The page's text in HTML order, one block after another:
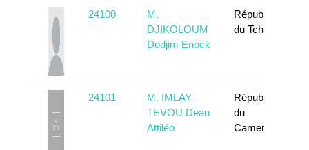
24100
M.
DJIKOLOUM
Dodjim Enock
République
du Tchad
24101
M. IMLAY
TEVOU Dean
Attiléo
République
du
Cameroun